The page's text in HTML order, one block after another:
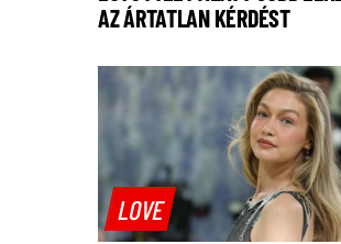
AZ ÁRTATLAN KÉRDÉST
LOVE